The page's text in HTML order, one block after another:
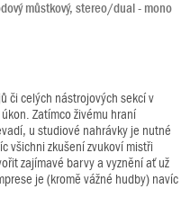
můstkový, stereo/dual - mono
či celých nástrojových sekcí v
Zatímco živému hraní
u studiové nahrávky je nutné
všichni zkušení zvukoví mistři
zajímavé barvy a vyznění ať už
je (kromě vážné hudby) navíc